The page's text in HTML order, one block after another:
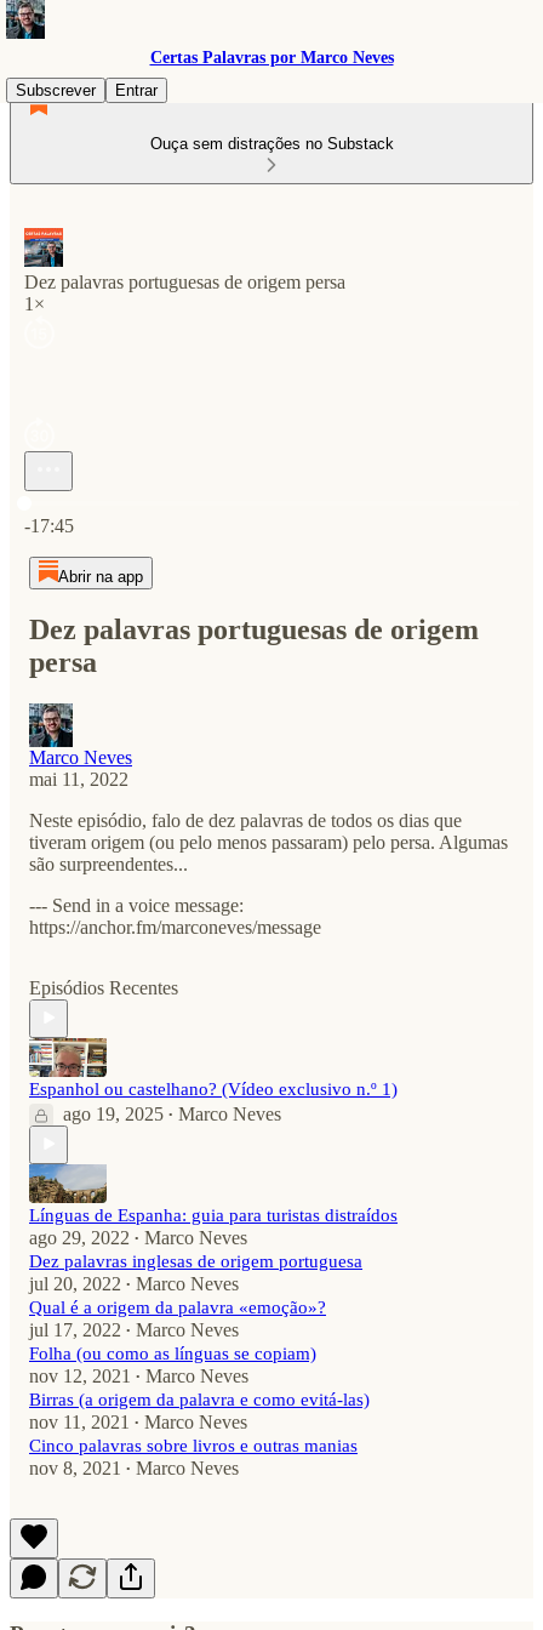
Certas Palavras por Marco Neves
Subscrever
Entrar
Ouça sem distrações no Substack
Dez palavras portuguesas de origem persa
1×
-17:45
Abrir na app
Dez palavras portuguesas de origem
persa
Marco Neves
mai 11, 2022
Neste episódio, falo de dez palavras de todos os dias que
tiveram origem (ou pelo menos passaram) pelo persa. Algumas
são surpreendentes...
--- Send in a voice message:
https://anchor.fm/marconeves/message
Episódios Recentes
Espanhol ou castelhano? (Vídeo exclusivo n.º 1)
ago 19, 2025 • Marco Neves
Línguas de Espanha: guia para turistas distraídos
ago 29, 2022 • Marco Neves
Dez palavras inglesas de origem portuguesa
jul 20, 2022 • Marco Neves
Qual é a origem da palavra «emoção»?
jul 17, 2022 • Marco Neves
Folha (ou como as línguas se copiam)
nov 12, 2021 • Marco Neves
Birras (a origem da palavra e como evitá-las)
nov 11, 2021 • Marco Neves
Cinco palavras sobre livros e outras manias
nov 8, 2021 • Marco Neves